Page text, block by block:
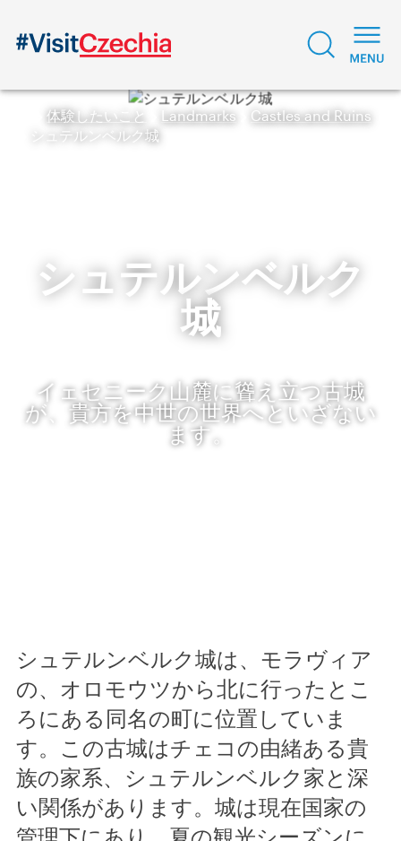
体験したいこと Landmarks
Castles and Ruins
シュテルンベルク城
シュテルンベルク
城
イェセニーク山麓に聳え立つ古城
が、貴方を中世の世界へといざない
ます。
シュテルンベルク城は、モラヴィア
の、オロモウツから北に行ったとこ
ろにある同名の町に位置していま
す。この古城はチェコの由緒ある貴
族の家系、シュテルンベルク家と深
い関係があります。城は現在国家の